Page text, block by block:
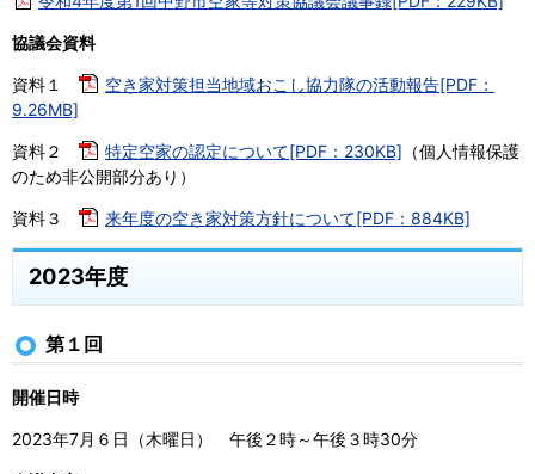
協議会資料
資料１
空き家対策担当地域おこし協力隊の活動報告[PDF：
9.26MB]
資料２ 特定空家の認定について[PDF：230KB] （個人情報保護
のため非公開部分あり）
資料３ 来年度の空き家対策方針について[PDF：884KB]
2023年度
第１回
開催日時
2023年7月６日（木曜日） 午後２時～午後３時30分